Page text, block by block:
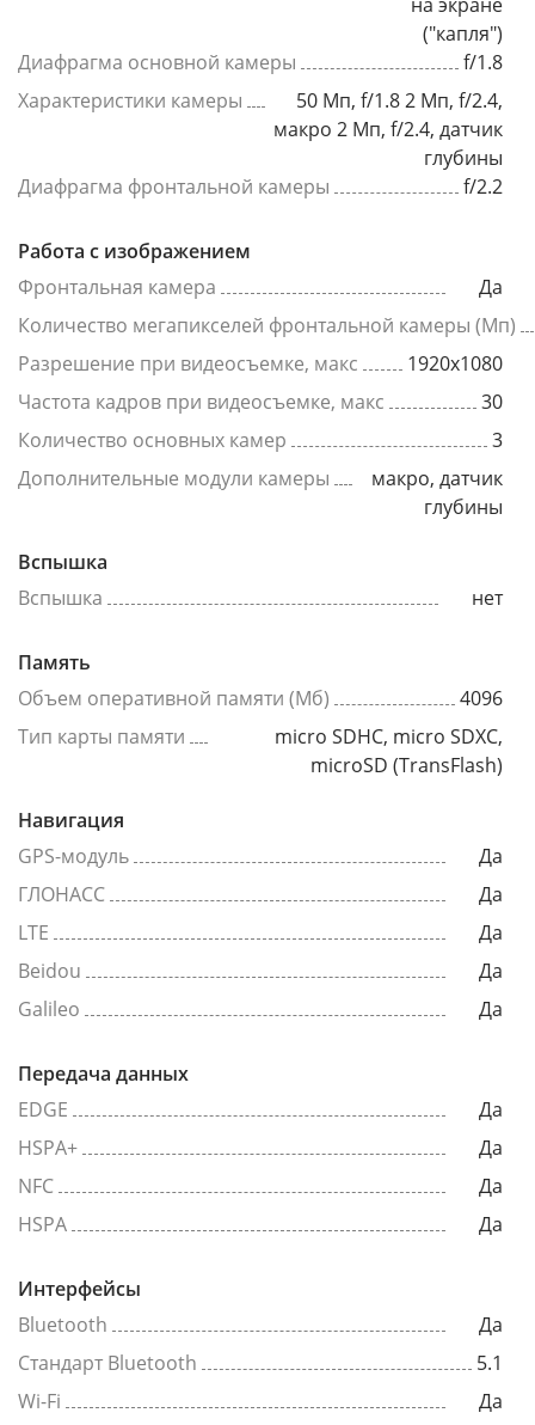
("капля")
Диафрагма основной камеры
f/1.8
Характеристики камеры
50 Мп, f/1.8 2 Мп, f/2.4,
макро 2 Мп, f/2.4, датчик
глубины
Диафрагма фронтальной камеры
f/2.2
Работа с изображением
Фронтальная камера
Да
Количество мегапикселей фронтальной камеры (Мп)
Разрешение при видеосъемке, макс
1920x1080
Частота кадров при видеосъемке, макс
30
Количество основных камер
3
Дополнительные модули камеры
макро, датчик
глубины
Вспышка
Вспышка
нет
Память
Объем оперативной памяти (Мб)
4096
Тип карты памяти
micro SDHC, micro SDXC,
microSD (TransFlash)
Навигация
GPS-модуль
Да
ГЛОНАСС
Да
LTE
Да
Beidou
Да
Galileo
Да
Передача данных
EDGE
Да
HSPA+
Да
NFC
Да
HSPA
Да
Интерфейсы
Bluetooth
Да
Стандарт Bluetooth
5.1
Wi-Fi
Да